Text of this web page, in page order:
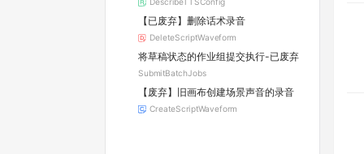
【已废弃】删除话术录音
DeleteScriptWaveform
将草稿状态的作业组提交执行-已废弃
SubmitBatchJobs
【废弃】旧画布创建场景声音的录音
CreateScriptWaveform